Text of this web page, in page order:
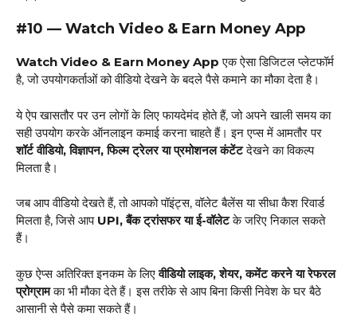
#10 — Watch Video & Earn Money App
Watch Video & Earn Money App एक ऐसा डिजिटल प्लेटफॉर्म
है, जो उपयोगकर्ताओं को वीडियो देखने के बदले पैसे कमाने का मौका देता है।
ये ऐप खासतौर पर उन लोगों के लिए फायदेमंद होते हैं, जो अपने खाली समय का
सही उपयोग करके ऑनलाइन कमाई करना चाहते हैं। इन एप्स में आमतौर पर
शॉर्ट वीडियो, विज्ञापन, फिल्म ट्रेलर या प्रमोशनल कंटेंटदेखने का विकल्प
मिलता है।
जब आप वीडियो देखते हैं, तो आपको पॉइंट्स, वॉलेट बैलेंस या सीधा कैश रिवार्ड
मिलता है, जिसे आप UPI, बैंक ट्रांसफर या ई-वॉलेटके जरिए निकाल सकते
हैं।
कुछ ऐप्स अतिरिक्त इनकम के लिएवीडियो लाइक, शेयर, कमेंट करने या रेफरल
प्रोग्रामका भी मौका देते हैं। इस तरीके से आप बिना किसी निवेश के घर बैठे
आसानी से पैसे कमा सकते हैं।